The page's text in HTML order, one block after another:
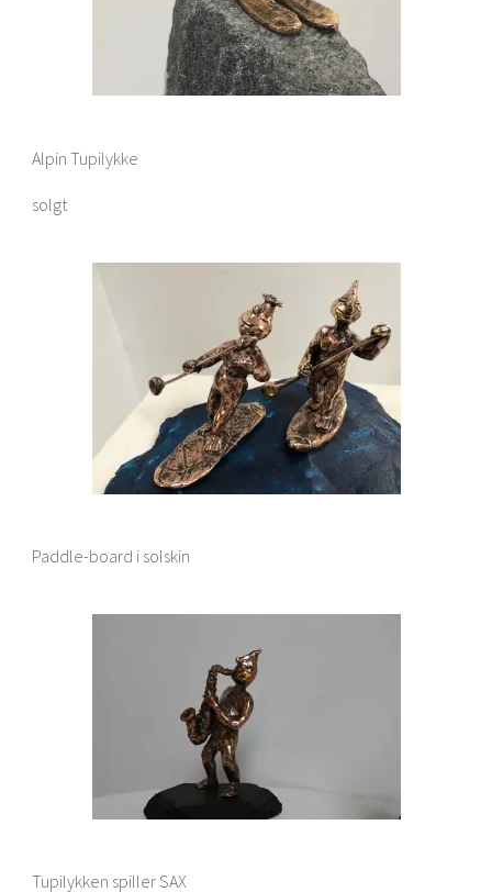
Alpin Tupilykke
solgt
Paddle-board i solskin
Tupilykken spiller SAX